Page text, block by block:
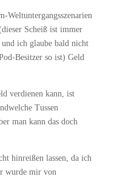
Weltuntergangsszenarien
Scheiß ist immer
ich glaube bald nicht
Besitzer so ist) Geld
verdienen kann, ist
Tussen
man kann das doch
hinreißen lassen, da ich
wurde mir von